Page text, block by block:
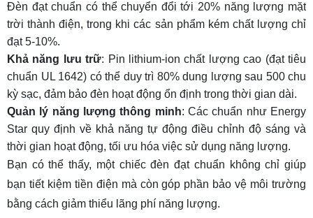
Đèn đạt chuẩn có thể chuyển đổi tới 20% năng lượng mặt
trời thành điện, trong khi các sản phẩm kém chất lượng chỉ
đạt 5-10%.
Khả năng lưu trữ: Pin lithium-ion chất lượng cao (đạttiêu
chuẩn UL 1642) có thể duy trì 80% dung lượng sau 500 chu
kỳ sạc, đảm bảo đèn hoạt động ổn định trong thời gian dài.
Quản lý năng lượng thông minh: Các chuẩn như Energy
Star quy định về khả năng tự động điều chỉnh độ sáng và
thời gian hoạt động, tối ưu hóa việc sử dụng năng lượng.
Bạn có thể thấy, một chiếc đèn đạt chuẩn không chỉ giúp
bạn tiết kiệm tiền điện mà còn góp phần bảo vệ môi trường
bằng cách giảm thiểu lãng phí năng lượng.